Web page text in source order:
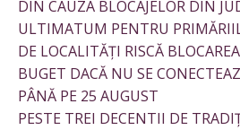
DIN CAUZA BLOCAJELOR DIN
ULTIMATUM PENTRU
DE LOCALITĂȚI RISCĂ
BUGET DACĂ NU SE
PÂNĂ PE 25 AUGUST
PESTE TREI DECENTII DE